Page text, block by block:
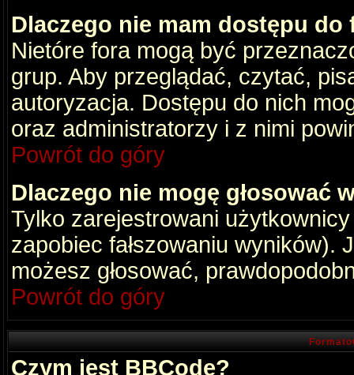
Dlaczego nie mam dostępu do
Nietóre fora mogą być
grup. Aby przeglądać, czytać,
autoryzacja. Dostępu do nich
oraz administratorzy i z nimi
Powrót do góry
Dlaczego nie mogę głosować
Tylko zarejestrowani
zapobiec fałszowaniu wyników).
możesz głosować,
Powrót do góry
Czym jest BBCode?